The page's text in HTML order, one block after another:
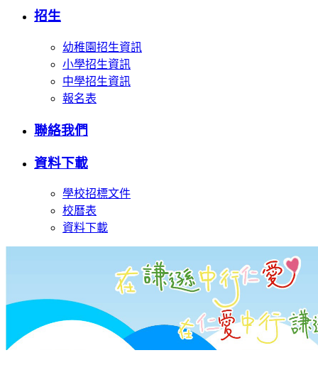
招生
幼稚園招生資訊
小學招生資訊
中學招生資訊
報名表
聯絡我們
資料下載
學校招標文件
校曆表
資料下載